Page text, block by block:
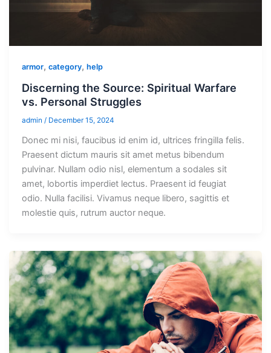
armor,category,help
Discerning the Source: Spiritual Warfare
vs. Personal Struggles
admin/ December 15, 2024
Donec mi nisi, faucibus id enim id, ultrices fringilla felis.
Praesent dictum mauris sit amet metus bibendum
pulvinar. Nullam odio nisl, elementum a sodales sit
amet, lobortis imperdiet lectus. Praesent id feugiat
odio. Nulla facilisi. Vivamus neque libero, sagittis et
molestie quis, rutrum auctor neque.